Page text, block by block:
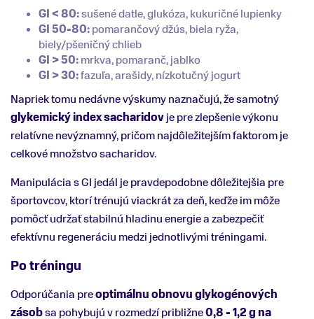
GI < 80:sušené datle, glukóza, kukuričné lupienky
GI 50-80:pomarančový džús, biela ryža,
biely/pšeničný chlieb
GI > 50:mrkva, pomaranč, jablko
GI > 30:fazuľa, arašidy, nízkotučný jogurt
Napriek tomu nedávne výskumy naznačujú, že samotný
glykemický index sacharidovje pre zlepšenie výkonu
relatívne nevýznamný, pričom najdôležitejším faktorom je
celkové množstvo sacharidov.
Manipulácia s GI jedál je pravdepodobne dôležitejšia pre
športovcov, ktorí trénujú viackrát za deň, keďže im môže
pomôcť udržať stabilnú hladinu energie a zabezpečiť
efektívnu regeneráciu medzi jednotlivými tréningami.
Po tréningu
Odporúčania preoptimálnu obnovu glykogénových
zásobsa pohybujú v rozmedzí približne0,8 - 1,2 g na